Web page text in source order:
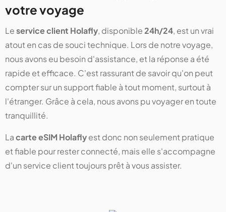
votre voyage
Leservice client Holafly, disponible24h/24, est un vrai
atout en cas de souci technique. Lors de notre voyage,
nous avons eu besoin d'assistance, et la réponse a été
rapide et efficace. C'est rassurant de savoir qu'on peut
compter sur un support fiable à tout moment, surtout à
l'étranger. Grâce à cela, nous avons pu voyager en toute
tranquillité.
Lacarte eSIM Holaflyest donc non seulement pratique
et fiable pour rester connecté, mais elle s'accompagne
d'un service client toujours prêt à vous assister.